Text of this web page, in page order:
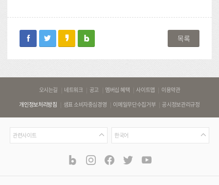
facebooktwitterkakaostory
blog 목록
오시는길 네트워크 공고 멤버십 혜택 사이트맵
이용약관
개인정보처리방침
샘표 소비자중심경영 이메일무단수집거부 공시정보관리규정
관
련
관련사이트
언
어
한국어
blog instagramfacebook
twitter